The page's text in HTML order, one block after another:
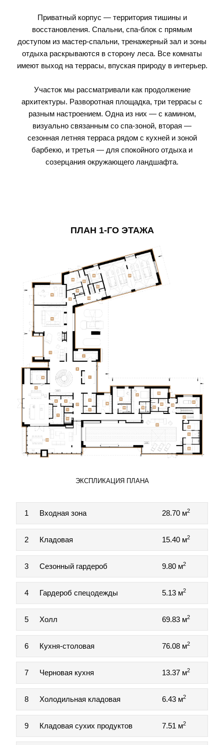
Приватный корпус — территория тишины и
восстановления. Спальни, спа-блок с прямым
доступом из мастер-спальни, тренажерный зал и зоны
отдыха раскрываются в сторону леса. Все комнаты
имеют выход на террасы, впуская природу в интерьер.
Участок мы рассматривали как продолжение
архитектуры. Разворотная площадка, три террасы с
разным настроением. Одна из них — с камином,
визуально связанным со спа-зоной, вторая —
сезонная летняя терраса рядом с кухней и зоной
барбекю, и третья — для спокойного отдыха и
созерцания окружающего ландшафта.
ПЛАН 1-ГО ЭТАЖА
ЭКСПЛИКАЦИЯ ПЛАНА
1 Входная зона 28.70 м2
2 Кладовая 15.40 м2
3 Сезонный гардероб 9.80 м2
4 Гардероб спецодежды 5.13 м2
5 Холл 69.83 м2
6 Кухня-столовая 76.08 м2
7 Черновая кухня 13.37 м2
8 Холодильная кладовая 6.43 м2
9 Кладовая сухих продуктов 7.51 м2